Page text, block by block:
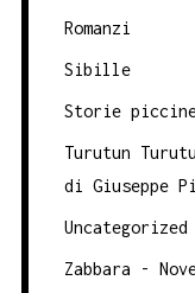
Romanzi
Sibille
Storie
Turutun
di Giuseppe
Uncategorized
Zabbara -